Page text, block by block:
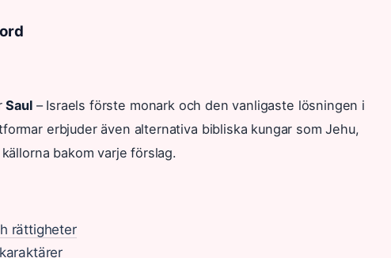
Saul– Israels förste monark och den vanligaste lösningen i
erbjuder även alternativa bibliska kungar som Jehu,
bakom varje förslag.
rättigheter